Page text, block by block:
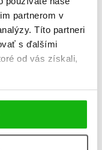
partnerom v
Títo partneri
s ďalšími
od vás získali,